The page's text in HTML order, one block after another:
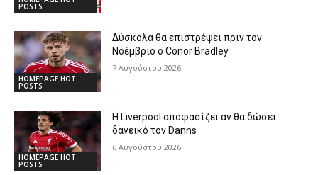
POSTS
HOMEPAGE HOT
POSTS
Δύσκολα θα επιστρέψει πριν τον
Νοέμβριο ο Conor Bradley
7 Αυγούστου 2026
HOMEPAGE HOT
POSTS
Η Liverpool αποφασίζει αν θα δώσει
δανεικό τον Danns
6 Αυγούστου 2026